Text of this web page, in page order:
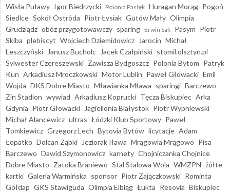
Wisła Puławy Igor Biedrzycki Polonia Pasłęk Huragan Morąg Pogoń
Siedlce Sokół Ostróda Piotr Łysiak Gutów Mały Olimpia
Grudziądz obóz przygotowawczy sparing Erwin Sak Pasym Piotr
Skiba plebiscyt Wojciech Dziemidowicz Jarocin Michał
Leszczyński
Janusz Bucholc Jacek Czałpiński stomil.olsztyn.pl
Sylwester Czereszewski Zawisza Bydgoszcz Polonia Bytom Patryk
Kun Arkadiusz Mroczkowski Motor Lublin Paweł Głowacki Emil
Wojda DKS Dobre Miasto Mławianka Mława sparingi Barczewo
Zin Stadion wywiad Arkadiusz Koprucki Tęcza Biskupiec Arka
Gdynia Piotr Głowacki Jagiellonia Białystok Piotr Wypniewski
Michał Alancewicz ultras Łódzki Klub Sportowy Paweł
Tomkiewicz Grzegorz Lech Bytovia Bytów licytacje Adam
Łopatko Dolcan Ząbki Jeziorak Iława Mrągowia Mrągowo Pisa
Barczewo Dawid Szymonowicz karnety Chojniczanka Chojnice
Dobre Miasto Zatoka Braniewo Stal Stalowa Wola WMZPN żółte
kartki Galeria Warmińska sponsor Piotr Zajączkowski Rominta
Gołdap GKS Stawiguda Olimpia Elbląg Łukta Resovia Biskupiec